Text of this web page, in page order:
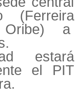
(Ferreira
Oribe) a
estará
el PIT